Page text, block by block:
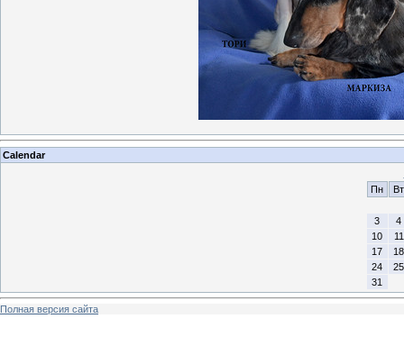
Calendar
Пн
Вт
3
4
10
11
17
18
24
25
31
Полная версия сайта